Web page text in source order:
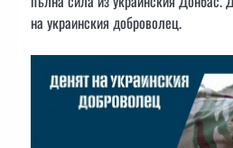
на украинския доброволец.